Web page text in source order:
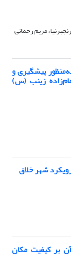
مریم رحمانی
پیشگیری و
زینب (س)
شهر خلاق
بر کیفیت مکان